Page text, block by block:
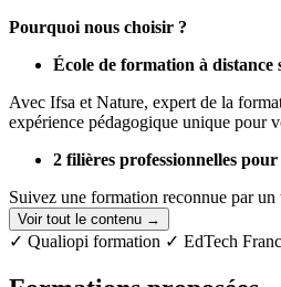
Pourquoi nous choisir ?
École de formation à distance
Avec Ifsa et Nature, expert de la
expérience pédagogique unique pour
2 filières professionnelles
Suivez une formation reconnue par
diplôme d'état ou une formation
Un accompagnement 100%
Voir tout le contenu →
✓ Qualiopi formation ✓ EdTech